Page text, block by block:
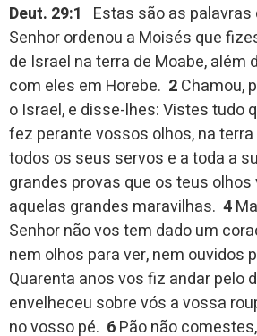
Deut. 29:1 Estas são as
Senhor ordenou a Moisés que
de Israel na terra de Moabe, além
com eles em Horebe. 2Chamou,
o Israel, e disse-lhes: Vistes tudo
fez perante vossos olhos, na terra
todos os seus servos e a toda a
grandes provas que os teus
aquelas grandes maravilhas. 4
Senhor não vos tem dado um
nem olhos para ver, nem ouvidos
Quarenta anos vos fiz andar pelo
envelheceu sobre vós a vossa
no vosso pé. 6Pão não